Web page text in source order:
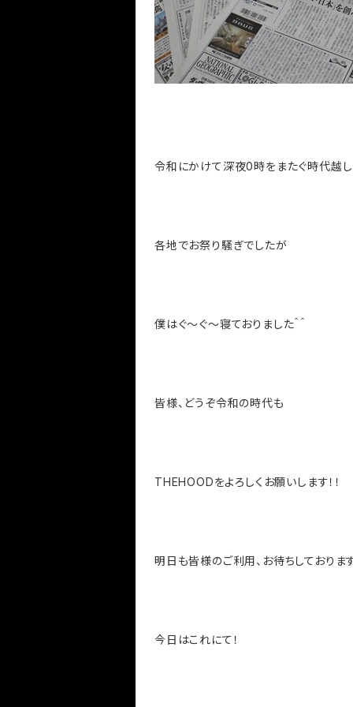
令和にかけて深夜0時をまたぐ時代越
各地でお祭り騒ぎでしたが
僕はぐ～ぐ～寝ておりました＾＾
皆様、どうぞ令和の時代も
THEHOODをよろしくお願いします！！
明日も皆様のご利用、お待ちしており
今日はこれにて！